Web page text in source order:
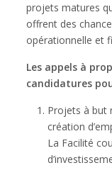
projets matures
offrent des
opérationnelle et
Les appels à
candidatures
Projets à but
création
La Facilité